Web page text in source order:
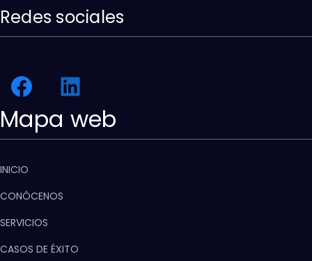
Redes sociales
Mapa web
INICIO
CONÓCENOS
SERVICIOS
CASOS DE ÉXITO